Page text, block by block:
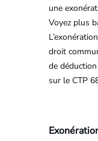
une
Voyez plus
droit
de
sur le CTP